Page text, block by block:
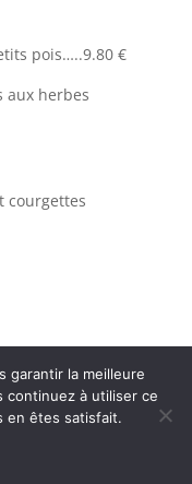
pois…..9.80 €
aux herbes
courgettes
38000 Grenoble -
Bayle - 2026
garantir la meilleure
continuez à utiliser ce
en êtes satisfait.